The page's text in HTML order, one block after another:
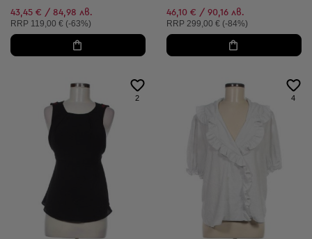
43,45 € / 84,98 лв.
Препоръчителна цена:
RRP 119,00 € (-63%)
46,10 € / 90,16 лв.
Препоръчителна цена:
RRP 299,00 € (-84%)
2 4